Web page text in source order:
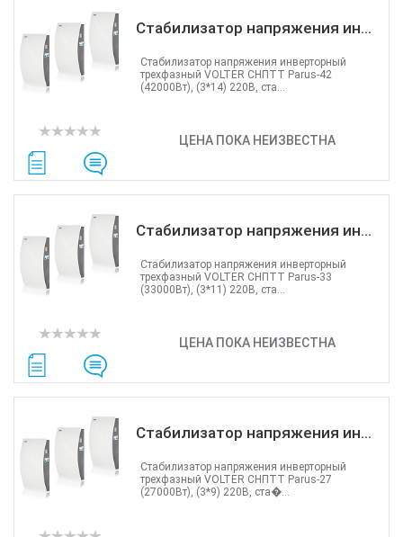
Стабилизатор напряжения ин...
ЦЕНА ПОКА НЕИЗВЕСТНА
Стабилизатор напряжения инверторный
трехфазный VOLTER СНПТТ Parus-42
(42000Вт), (3*14) 220В, ста...
Стабилизатор напряжения ин...
ЦЕНА ПОКА НЕИЗВЕСТНА
Стабилизатор напряжения инверторный
трехфазный VOLTER СНПТТ Parus-33
(33000Вт), (3*11) 220В, ста...
Стабилизатор напряжения ин...
Стабилизатор напряжения инверторный
трехфазный VOLTER СНПТТ Parus-27
(27000Вт), (3*9) 220В, ста�...